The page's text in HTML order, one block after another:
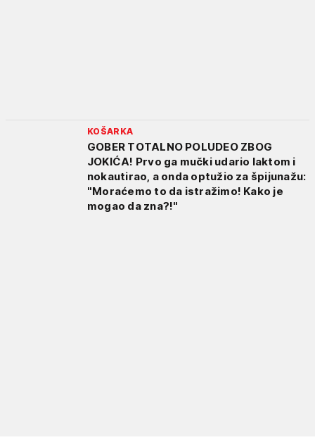
KOŠARKA
GOBER TOTALNO POLUDEO ZBOG
JOKIĆA! Prvo ga mučki udario laktom i
nokautirao, a onda optužio za špijunažu:
"Moraćemo to da istražimo! Kako je
mogao da zna?!"